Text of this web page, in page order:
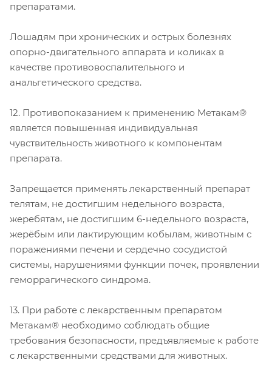
препаратами.
Лошадям при хронических и острых болезнях
опорно-двигательного аппарата и коликах в
качестве противовоспалительного и
анальгетического средства.
12. Противопоказанием к применению Метакам®
является повышенная индивидуальная
чувствительность животного к компонентам
препарата.
Запрещается применять лекарственный препарат
телятам, не достигшим недельного возраста,
жеребятам, не достигшим 6-недельного возраста,
жерёбым или лактирующим кобылам, животным с
поражениями печени и сердечно сосудистой
системы, нарушениями функции почек, проявлении
геморрагического синдрома.
13. При работе с лекарственным препаратом
Метакам® необходимо соблюдать общие
требования безопасности, предъявляемые к работе
с лекарственными средствами для животных.